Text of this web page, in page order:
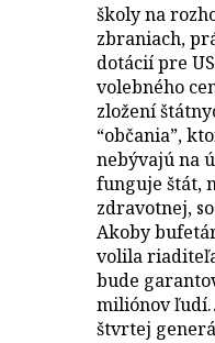
školy na
zbraniach,
dotácií pre
volebného
zložení
“občania”,
nebývajú na
funguje štát,
zdravotnej,
Akoby
volila
bude
miliónov
štvrtej